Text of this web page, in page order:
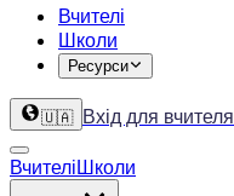
Вчителі
Школи
Ресурси
🇺🇦 Вхід для вчителя
ВчителіШколи